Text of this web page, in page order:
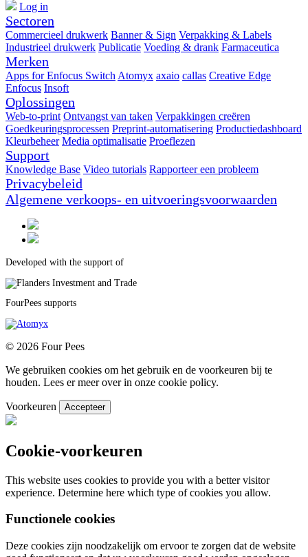
Log in
Sectoren
Commercieel drukwerk Banner & Sign Verpakking & Labels
Industrieel drukwerk Publicatie Voeding & drank Farmaceutica
Merken
Apps for Enfocus Switch Atomyx axaio callas Creative Edge
Enfocus Insoft
Oplossingen
Web-to-print Ontvangst van taken Verpakkingen creëren
Goedkeuringsprocessen Preprint-automatisering Productiedashboard
Kleurbeheer Media optimalisatie Proeflezen
Support
Knowledge Base Video tutorials Rapporteer een probleem
Privacybeleid
Algemene verkoops- en uitvoeringsvoorwaarden
Developed with the support of
FourPees supports
© 2026 Four Pees
We gebruiken cookies om het gebruik en de voorkeuren bij te
houden. Lees er meer over in onze cookie policy.
Voorkeuren Accepteer
Cookie-voorkeuren
This website uses cookies to provide you with a better visitor
experience. Determine here which type of cookies you allow.
Functionele cookies
Deze cookies zijn noodzakelijk om ervoor te zorgen dat de website